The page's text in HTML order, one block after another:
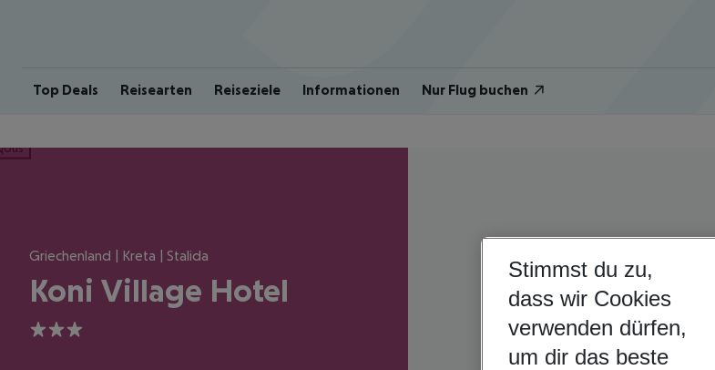
Top Deals Reisearten Reiseziele Informationen Nur Flug buchen
Griechenland | Kreta | Stalida
Koni Village Hotel
3
Stimmst du zu,
dass wir Cookies
verwenden dürfen,
um dir das beste